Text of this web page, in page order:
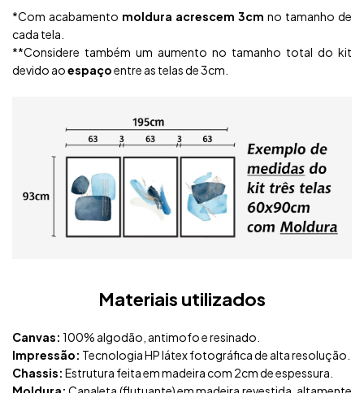
*Com acabamento moldura acrescem 3cm no tamanho de
cada tela.
**Considere também um aumento no tamanho total do kit
devido aoespaçoentre as telas de 3cm.
Materiais utilizados
Canvas: 100% algodão, antimofo e resinado.
Impressão: Tecnologia HP látex fotográfica de alta resolução.
Chassis: Estrutura feita em madeira com 2cm de espessura.